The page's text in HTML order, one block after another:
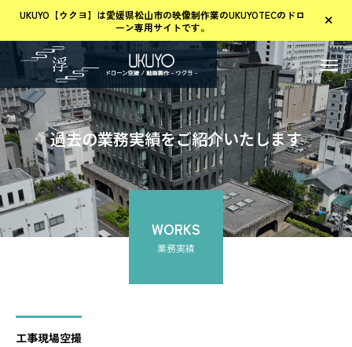
UKUYO【ウクヨ】は愛媛県松山市の映像制作業のUKUYOTECのドロ
ーン専用サイトです。
過去の業務実績をご紹介いたします
WORKS
業務実績
工事現場空撮